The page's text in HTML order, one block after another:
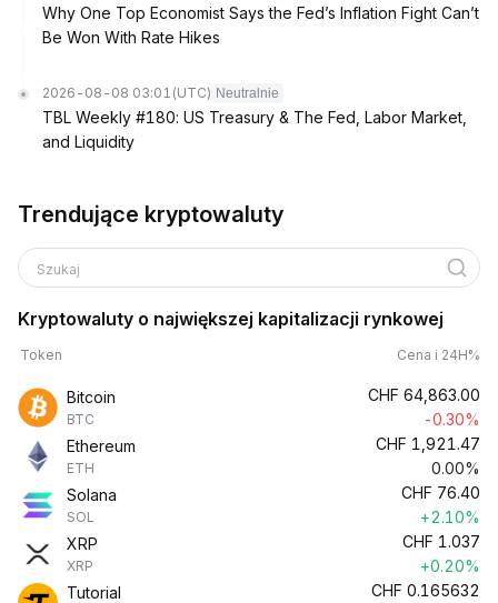
Why One Top Economist Says the Fed’s Inflation Fight Can’t
Be Won With Rate Hikes
2026-08-08 03:01 (UTC) Neutralnie
TBL Weekly #180: US Treasury & The Fed, Labor Market,
and Liquidity
Trendujące kryptowaluty
Szukaj
Kryptowaluty o największej kapitalizacji rynkowej
Token Cena i 24H%
Bitcoin
BTC
CHF 64,863.00
-0.30%
Ethereum
ETH
CHF 1,921.47
0.00%
Solana
SOL
CHF 76.40
+2.10%
XRP
XRP
CHF 1.037
+0.20%
Tutorial
CHF 0.165632